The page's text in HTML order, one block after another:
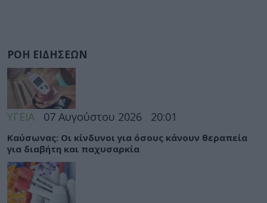
ΡΟΗ ΕΙΔΗΣΕΩΝ
ΥΓΕΙΑ 07 Αυγούστου 2026 20:01
Καύσωνας: Οι κίνδυνοι για όσους κάνουν θεραπεία
για διαβήτη και παχυσαρκία